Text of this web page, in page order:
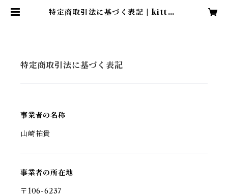
特定商取引法に基づく表記 | kitton
特定商取引法に基づく表記
事業者の名称
山崎祐貴
事業者の所在地
〒106-6237